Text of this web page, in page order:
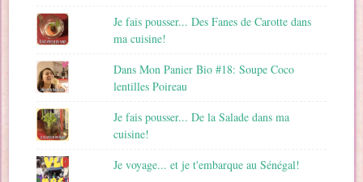
Je fais pousser... Des Fanes de Carotte dans
ma cuisine!
Dans Mon Panier Bio #18: Soupe Coco
lentilles Poireau
Je fais pousser... De la Salade dans ma
cuisine!
Je voyage... et je t'embarque au Sénégal!